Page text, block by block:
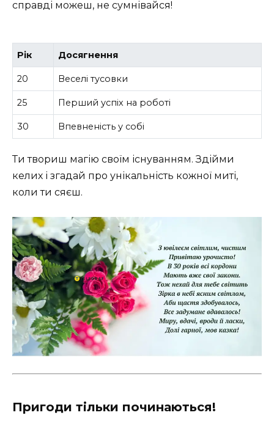
справді можеш, не сумнівайся!
Рік Досягнення
20 Веселі тусовки
25 Перший успіх на роботі
30 Впевненість у собі
Ти твориш магію своїм існуванням. Здійми
келих і згадай про унікальність кожної миті,
коли ти сяєш.
Пригоди тільки починаються!